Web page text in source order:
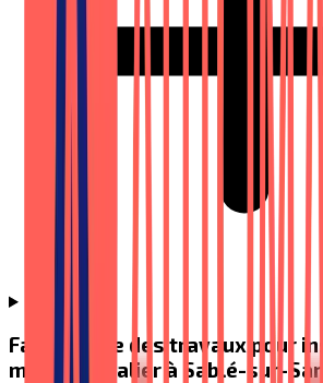
Faut-il faire des travaux pour
monte-escalier à Sablé-sur-